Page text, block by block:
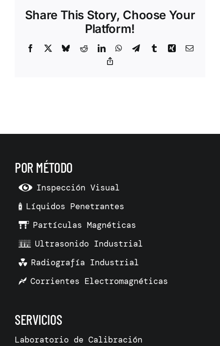
Share This Story, Choose Your
Platform!
Facebook BlueskyRedditLinkedInWhatsApp
TelegramTumblrXing Correo
POR MÉTODO
Inspección Visual
Líquidos Penetrantes
Partículas Magnéticas
Ultrasonido Industrial
Radiografía Industrial
Corrientes Electromagnéticas
SERVICIOS
Laboratorio de Calibración